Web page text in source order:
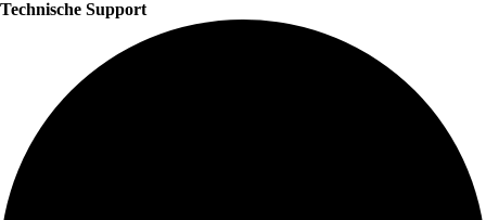
Technische Support